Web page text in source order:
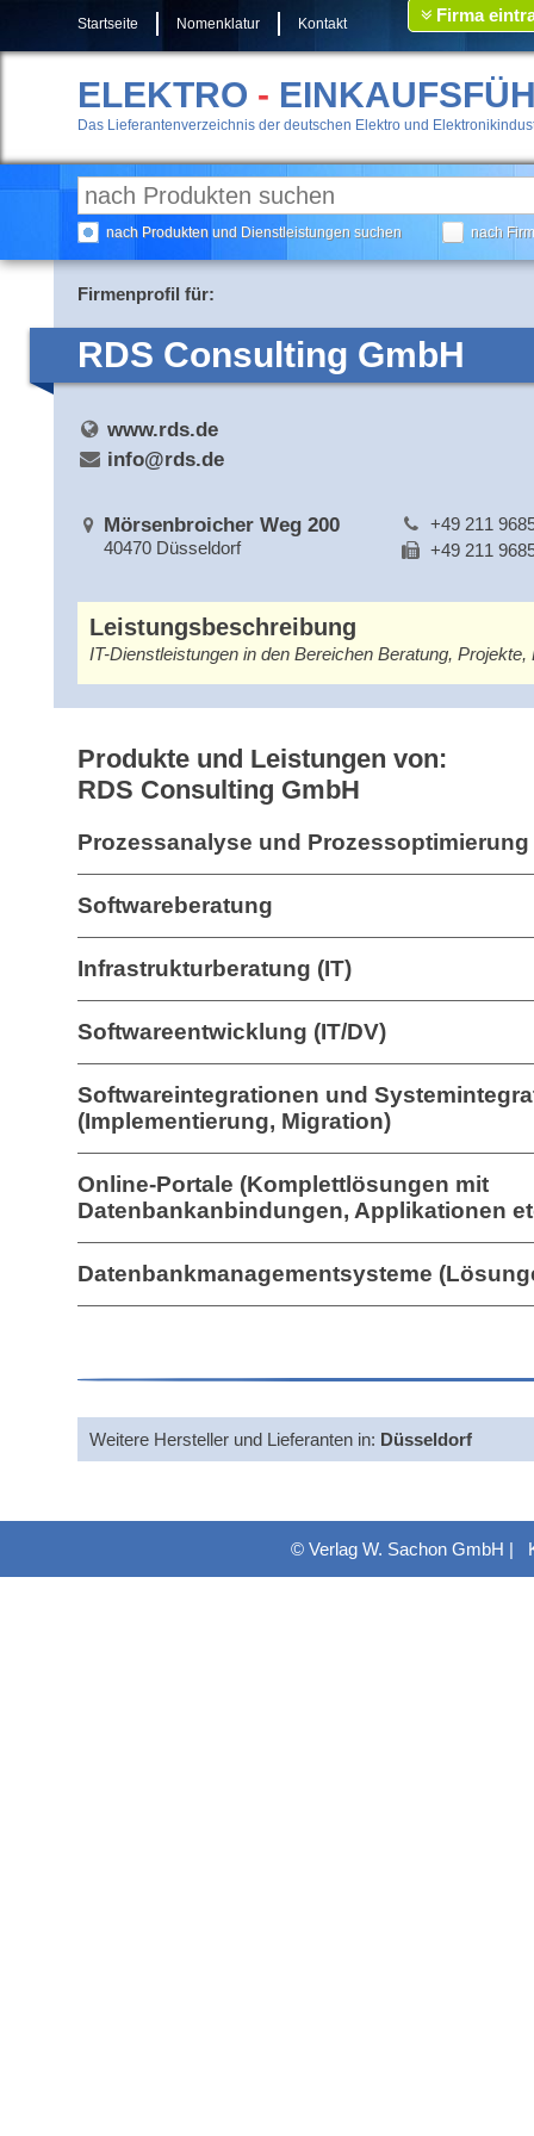
Startseite Nomenklatur Kontakt Firma
ELEKTRO -
Das Lieferantenverzeichnis der deutschen Elektro und
nach Produkten und Dienstleistungen suchen nach
Firmenprofil für:
RDS Consulting GmbH
www.rds.de
info@rds.de
Mörsenbroicher Weg 200
40470 Düsseldorf
+49 211
+49 211
Leistungsbeschreibung
IT-Dienstleistungen in den Bereichen Beratung, Projekte,
Produkte und Leistungen von:
RDS Consulting GmbH
Prozessanalyse und Prozessoptimierung
Softwareberatung
Infrastrukturberatung (IT)
Softwareentwicklung (IT/DV)
Softwareintegrationen und
(Implementierung, Migration)
Online-Portale (Komplettlösungen mit
Datenbankanbindungen, Applikationen
Datenbankmanagementsysteme
Weitere Hersteller und Lieferanten in: Düsseldorf
© Verlag W. Sachon GmbH |